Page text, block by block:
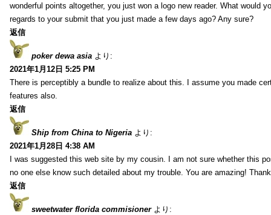
wonderful points altogether, you just won a logo new reader. What would
regards to your submit that you just made a few days ago? Any sure?
返信
poker dewa asia より:
2021年1月12日 5:25 PM
There is perceptibly a bundle to realize about this. I assume you made
features also.
返信
Ship from China to Nigeria より:
2021年1月28日 4:38 AM
I was suggested this web site by my cousin. I am not sure whether this
no one else know such detailed about my trouble. You are amazing!
返信
sweetwater florida commisioner より: